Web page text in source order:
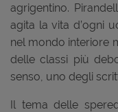
agrigentino.
agita la vita d’ogni
nel mondo interiore
delle classi più
senso, uno degli
Il tema delle